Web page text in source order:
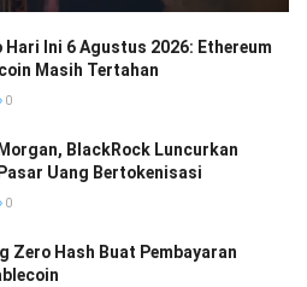
Hari Ini 6 Agustus 2026: Ethereum
Masih Tertahan
0
BlackRock Luncurkan
Uang Bertokenisasi
0
Zero Hash Buat Pembayaran